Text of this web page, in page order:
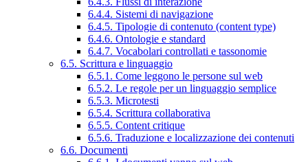
6.4.4. Sistemi di navigazione
6.4.5. Tipologie di contenuto (content type)
6.4.6. Ontologie e standard
6.4.7. Vocabolari controllati e tassonomie
6.5. Scrittura e linguaggio
6.5.1. Come leggono le persone sul web
6.5.2. Le regole per un linguaggio semplice
6.5.3. Microtesti
6.5.4. Scrittura collaborativa
6.5.5. Content critique
6.5.6. Traduzione e localizzazione dei contenuti
6.6. Documenti